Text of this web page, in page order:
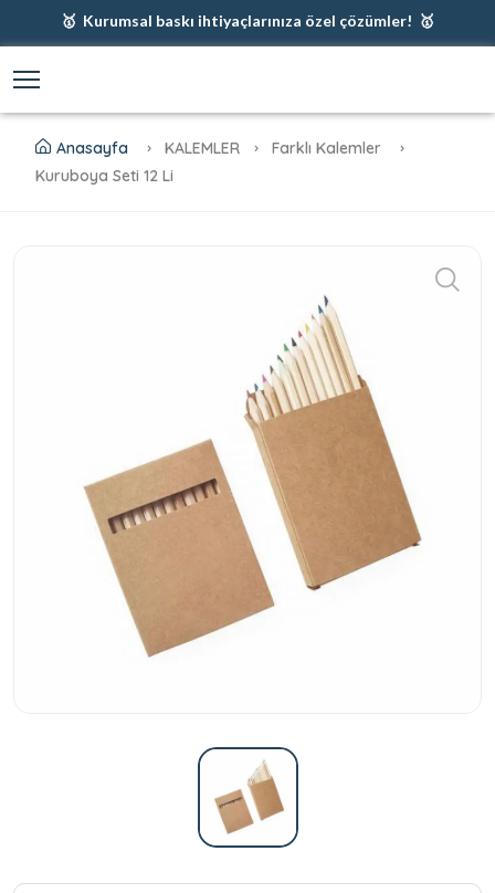
🥇 Kurumsal baskı ihtiyaçlarınıza özel çözümler! 🥇
🥇 Fiyatlarımıza baskı ve kargo dahildir! 🥇
Anasayfa KALEMLER
Farklı Kalemler
Kuruboya Seti 12 Li